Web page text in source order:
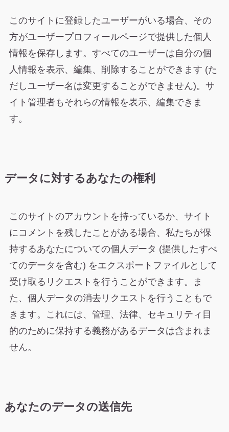
このサイトに登録したユーザーがいる場合、その
方がユーザープロフィールページで提供した個人
情報を保存します。すべてのユーザーは自分の個
人情報を表示、編集、削除することができます (た
だしユーザー名は変更することができません)。サ
イト管理者もそれらの情報を表示、編集できま
す。
データに対するあなたの権利
このサイトのアカウントを持っているか、サイト
にコメントを残したことがある場合、私たちが保
持するあなたについての個人データ (提供したすべ
てのデータを含む) をエクスポートファイルとして
受け取るリクエストを行うことができます。ま
た、個人データの消去リクエストを行うこともで
きます。これには、管理、法律、セキュリティ目
的のために保持する義務があるデータは含まれま
せん。
あなたのデータの送信先